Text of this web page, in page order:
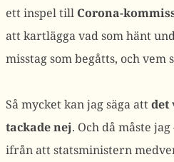
ett inspel till Corona-
att kartlägga vad som hänt
misstag som begåtts, och vem
Så mycket kan jag säga attdet
tackade nej. Och då måste
ifrån att statsministern